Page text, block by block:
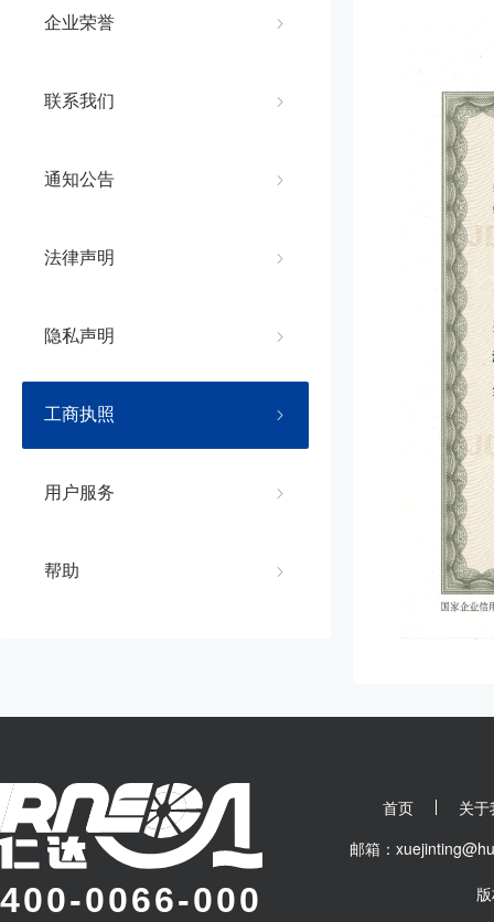
企业荣誉
联系我们
通知公告
法律声明
隐私声明
工商执照
用户服务
帮助
400-0066-000
首页
关
邮箱：